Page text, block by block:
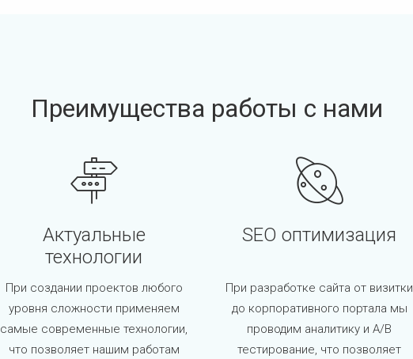
Преимущества работы с нами
Актуальные
технологии
При создании проектов любого
уровня сложности применяем
самые современные технологии,
что позволяет нашим работам
SEO оптимизация
При разработке сайта от визитки
до корпоративного портала мы
проводим аналитику и A/B
тестирование, что позволяет